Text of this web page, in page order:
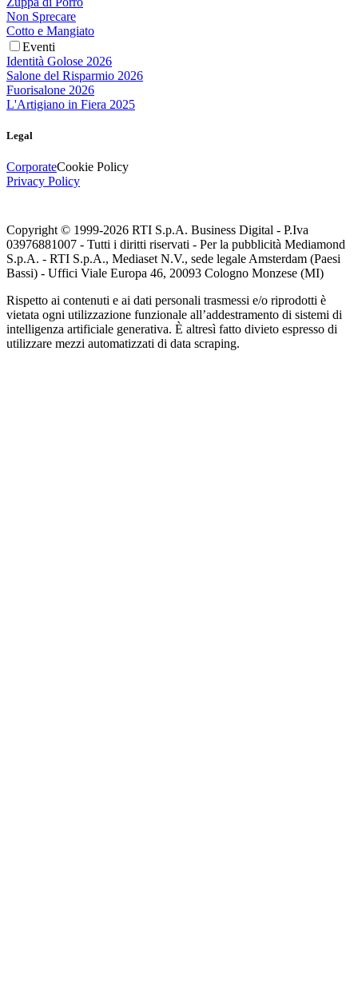
Non Sprecare
Cotto e Mangiato
Eventi
Identità Golose 2026
Salone del Risparmio 2026
Fuorisalone 2026
L'Artigiano in Fiera 2025
Legal
CorporateCookie Policy
Privacy Policy
Copyright © 1999-2026 RTI S.p.A. Business Digital - P.Iva
03976881007 - Tutti i diritti riservati - Per la pubblicità Mediamond
S.p.A. - RTI S.p.A., Mediaset N.V., sede legale Amsterdam (Paesi
Bassi) - Uffici Viale Europa 46, 20093 Cologno Monzese (MI)
Rispetto ai contenuti e ai dati personali trasmessi e/o riprodotti è
vietata ogni utilizzazione funzionale all’addestramento di sistemi di
intelligenza artificiale generativa. È altresì fatto divieto espresso di
utilizzare mezzi automatizzati di data scraping.